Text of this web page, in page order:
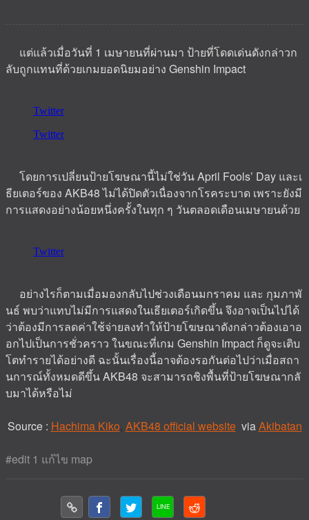
แต่แล้วเมื่อวันที่ 1 เมษายนที่ผ่านมา ป้ายที่โดดเด่นดังกล่าวก
ลับถูกแทนที่ด้วยเกมยอดนิยมอย่าง Genshin Impact
โดยการเปลี่ยนป้ายโฆษณานี้ไม่ใช่วัน April Fools’ Day และเ
ธียเตอร์ของ AKB48 ไม่ได้ปิดตัวเนื่องจากโรคระบาด เพราะยังมี
การแสดงอย่างน้อยหนึ่งครั้งในทุก ๆ วันตลอดเดือนเมษายนด้วย
อย่างไรก็ตามเมื่อมองกลับไปช่วงเดือนมกราคม และ กุมภาพั
นธ์ พบว่าแทบไม่มีการแสดงในเธียเตอร์เกิดขึ้น จึงอาจเป็นไปได้
ว่าต้องมีการลดค่าใช้จ่ายลงทำให้ป้ายโฆษณาดังกล่าวต้องเอาอ
อกไปเป็นการชั่วคราว ในขณะที่เกม Genshin Impact ก็ดูจะเติบ
โตทำรายได้อย่างดี ฉะนั้นเรื่องนี้อาจต้องรอกันต่อไปว่าเมื่อสถา
นการณ์ทั้งหมดดีขึ้น AKB48 จะสามารถชิงพื้นที่ป้ายโฆษณากลั
บมาได้หรือไม่
Source : Hachima Kiko, AKB48 official websiteviaAkibatan
#edit 1 แก้ไข map